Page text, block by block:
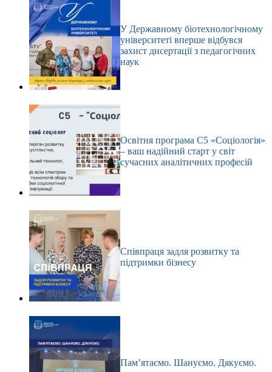
У Державному біотехнологічному
університеті вперше відбувся
захист дисертації з педагогічних
наук
Освітня програма С5 «Соціологія»
– ваш надійний старт у світ
сучасних аналітичних професій
Співпраця задля розвитку та
підтримки бізнесу
Пам’ятаємо. Шануємо. Дякуємо.